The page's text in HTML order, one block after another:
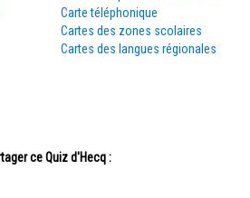
Carte téléphonique
Cartes des zones scolaires
Cartes des langues régionales
ce Quiz d'Hecq :